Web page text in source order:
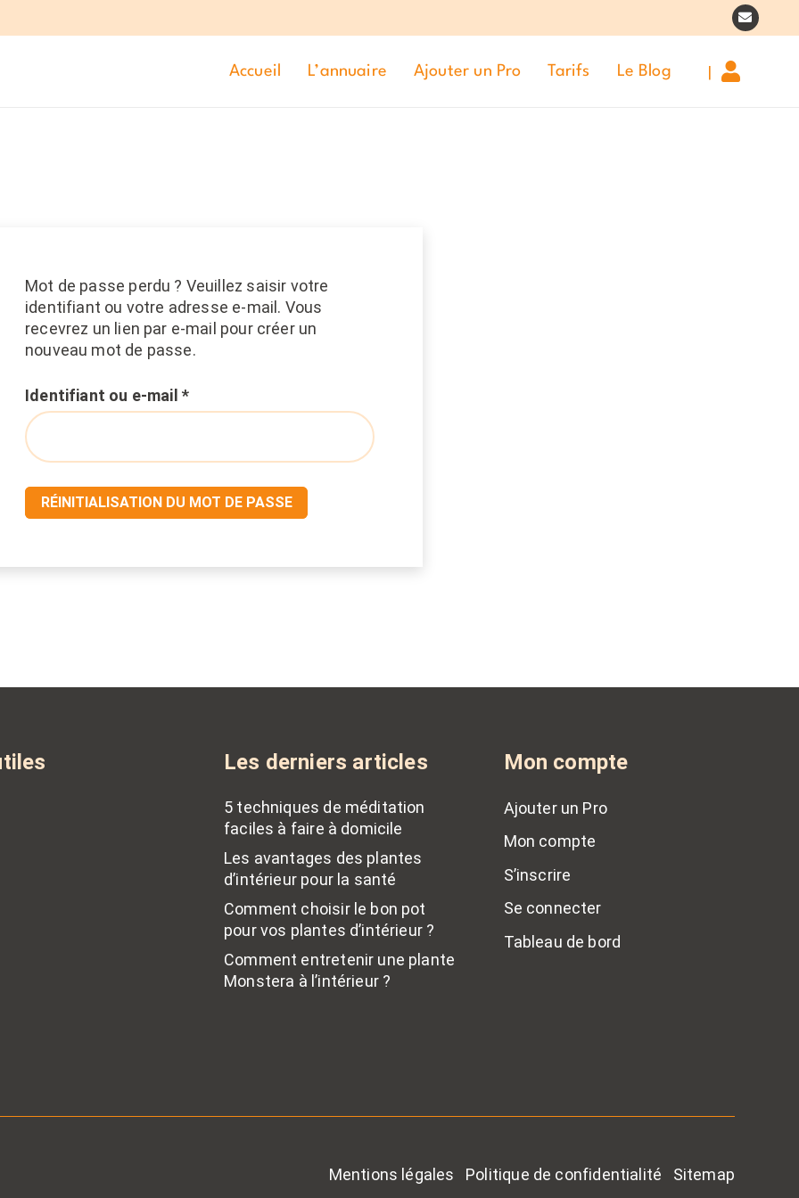
Accueil L’annuaire Ajouter un Pro Tarifs Le Blog |
Mot de passe perdu ? Veuillez saisir votre
identifiant ou votre adresse e-mail. Vous
recevrez un lien par e-mail pour créer un
nouveau mot de passe.
Identifiant ou e-mail *Obligatoire
RÉINITIALISATION DU MOT DE PASSE
Les derniers articles
5 techniques de méditation
faciles à faire à domicile
Les avantages des plantes
d’intérieur pour la santé
Comment choisir le bon pot
pour vos plantes d’intérieur ?
Comment entretenir une plante
Monstera à l’intérieur ?
Mon compte
Ajouter un Pro
Mon compte
S’inscrire
Se connecter
Tableau de bord
Mentions légales Politique de confidentialité Sitemap